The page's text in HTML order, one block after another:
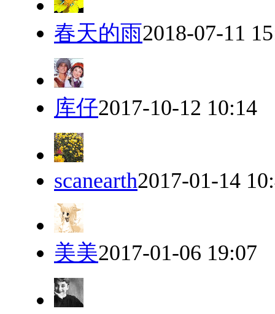
春天的雨2018-07-11
库仔2017-10-12 10:14
scanearth2017-01-14
美美2017-01-06 19:07